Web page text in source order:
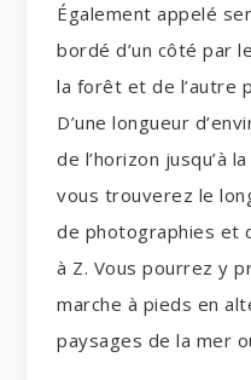
Également appelé
bordé d’un côté par
la forêt et de l’autre
D’une longueur
de l’horizon jusqu’à
vous trouverez le
de photographies et
à Z. Vous pourrez y
marche à pieds en
paysages de la mer